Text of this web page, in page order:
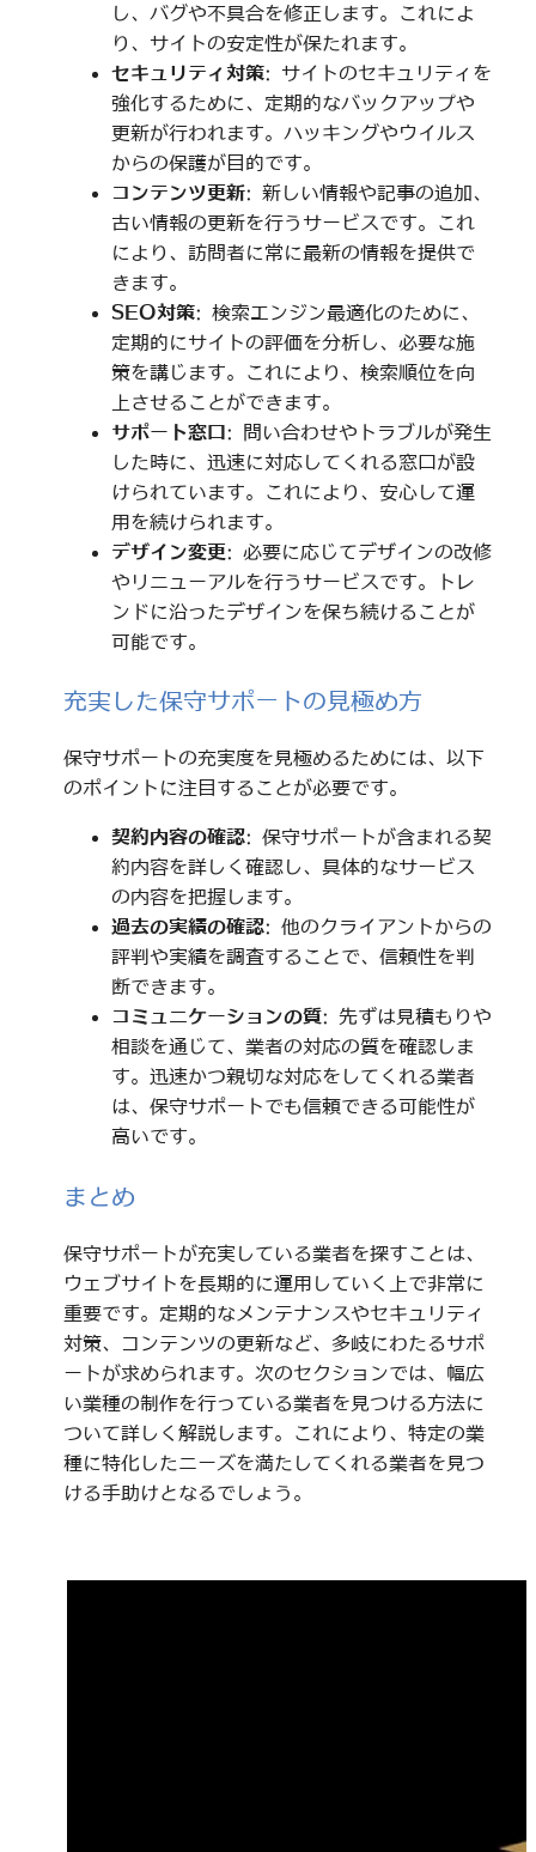
し、バグや不具合を修正します。これによ
り、サイトの安定性が保たれます。
セキュリティ対策: サイトのセキュリティを
強化するために、定期的なバックアップや
更新が行われます。ハッキングやウイルス
からの保護が目的です。
コンテンツ更新: 新しい情報や記事の追加、
古い情報の更新を行うサービスです。これ
により、訪問者に常に最新の情報を提供で
きます。
SEO対策: 検索エンジン最適化のために、
定期的にサイトの評価を分析し、必要な施
策を講じます。これにより、検索順位を向
上させることができます。
サポート窓口 : 問い合わせやトラブルが発生
した時に、迅速に対応してくれる窓口が設
けられています。これにより、安心して運
用を続けられます。
デザイン変更: 必要に応じてデザインの改修
やリニューアルを行うサービスです。トレ
ンドに沿ったデザインを保ち続けることが
可能です。
充実した保守サポートの見極め方
保守サポートの充実度を見極めるためには、以下
のポイントに注目することが必要です。
契約内容の確認: 保守サポートが含まれる契
約内容を詳しく確認し、具体的なサービス
の内容を把握します。
過去の実績の確認: 他のクライアントからの
評判や実績を調査することで、信頼性を判
断できます。
コミュニケーションの質: 先ずは見積もりや
相談を通じて、業者の対応の質を確認しま
す。迅速かつ親切な対応をしてくれる業者
は、保守サポートでも信頼できる可能性が
高いです。
まとめ
保守サポートが充実している業者を探すことは、
ウェブサイトを長期的に運用していく上で非常に
重要です。定期的なメンテナンスやセキュリティ
対策、コンテンツの更新など、多岐にわたるサポ
ートが求められます。次のセクションでは、幅広
い業種の制作を行っている業者を見つける方法に
ついて詳しく解説します。これにより、特定の業
種に特化したニーズを満たしてくれる業者を見つ
ける手助けとなるでしょう。